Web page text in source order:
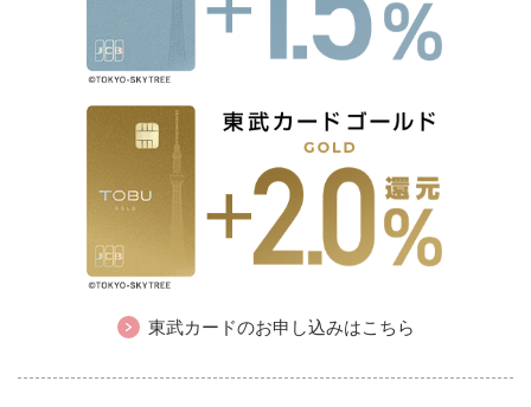
東武カードのお申し込みはこちら